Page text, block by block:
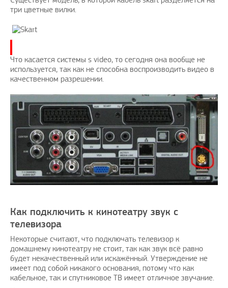
три цветные вилки.
Что касается системы s video, то сегодня она вообще не
используется, так как не способна воспроизводить видео в
качественном разрешении.
Как подключить к кинотеатру звук с
телевизора
Некоторые считают, что подключать телевизор к
домашнему кинотеатру не стоит, так как звук всё равно
будет некачественный или искажённый. Утверждение не
имеет под собой никакого основания, потому что как
кабельное, так и спутниковое ТВ имеет отличное звучание.